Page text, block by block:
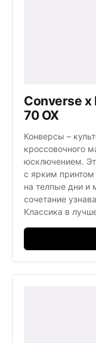
Converse x
70 OX
Конверсы –
кроссовочного
юсключением.
с ярким принтом
на телпые дни и
сочетание
Классика в